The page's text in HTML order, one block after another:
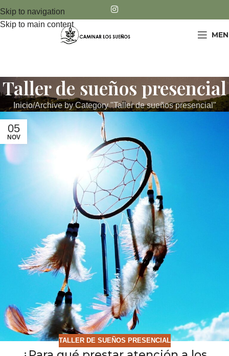
Skip to navigation
Skip to main content
Taller de sueños presencial
Inicio Archive by Category "Taller de sueños presencial"
05
NOV
TALLER DE SUEÑOS PRESENCIAL